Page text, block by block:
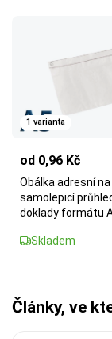
1 varianta
od 0,96 Kč
Obálka adresní
samolepicí
doklady formátu
Skladem
Články, ve